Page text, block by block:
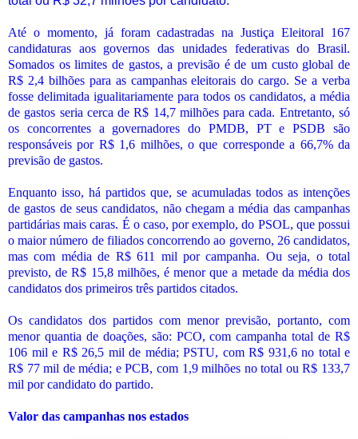
Até o momento, já foram cadastradas na Justiça Eleitoral 167
candidaturas aos governos das unidades federativas do Brasil.
Somados os limites de gastos, a previsão é de um custo global de
R$ 2,4 bilhões para as campanhas eleitorais do cargo. Se a verba
fosse delimitada igualitariamente para todos os candidatos, a média
de gastos seria cerca de R$ 14,7 milhões para cada. Entretanto, só
os concorrentes a governadores do PMDB, PT e PSDB são
responsáveis por R$ 1,6 milhões, o que corresponde a 66,7% da
previsão de gastos.
Enquanto isso, há partidos que, se acumuladas todos as intenções
de gastos de seus candidatos, não chegam a média das campanhas
partidárias mais caras. É o caso, por exemplo, do PSOL, que possui
o maior número de filiados concorrendo ao governo, 26 candidatos,
mas com média de R$ 611 mil por campanha. Ou seja, o total
previsto, de R$ 15,8 milhões, é menor que a metade da média dos
candidatos dos primeiros três partidos citados.
Os candidatos dos partidos com menor previsão, portanto, com
menor quantia de doações, são: PCO, com campanha total de R$
106 mil e R$ 26,5 mil de média; PSTU, com R$ 931,6 no total e
R$ 77 mil de média; e PCB, com 1,9 milhões no total ou R$ 133,7
mil por candidato do partido.
Valor das campanhas nos estados